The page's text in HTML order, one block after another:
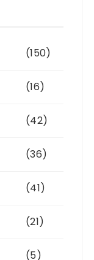
(150)
(16)
(42)
(36)
(41)
(21)
(5)